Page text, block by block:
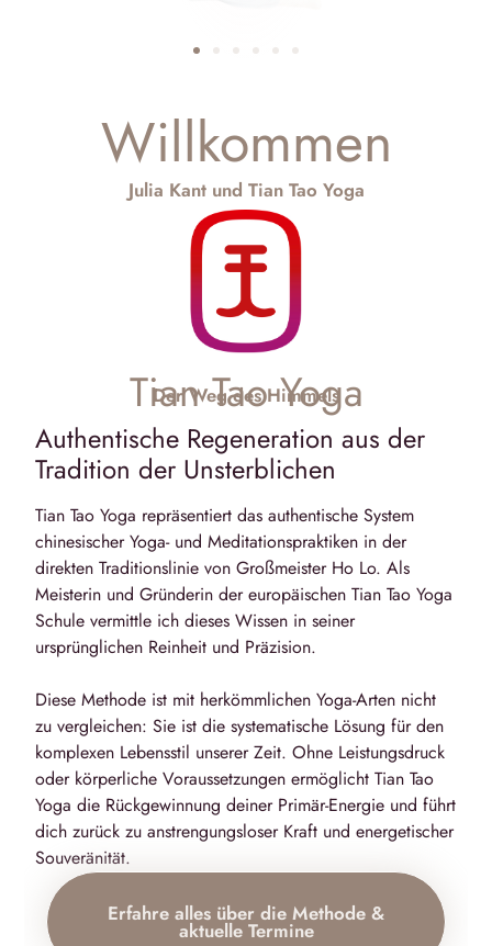
Willkommen
Julia Kant und Tian Tao Yoga
Tian Tao Yoga
Der Weg des Himmels
Authentische Regeneration aus der
Tradition der Unsterblichen
Tian Tao Yoga repräsentiert das authentische System
chinesischer Yoga- und Meditationspraktiken in der
direkten Traditionslinie von Großmeister Ho Lo. Als
Meisterin und Gründerin der europäischen Tian Tao Yoga
Schule vermittle ich dieses Wissen in seiner
ursprünglichen Reinheit und Präzision.
Diese Methode ist mit herkömmlichen Yoga-Arten nicht
zu vergleichen: Sie ist die systematische Lösung für den
komplexen Lebensstil unserer Zeit. Ohne Leistungsdruck
oder körperliche Voraussetzungen ermöglicht Tian Tao
Yoga die Rückgewinnung deiner Primär-Energie und führt
dich zurück zu anstrengungsloser Kraft und energetischer
Souveränität.
Erfahre alles über die Methode &
aktuelle Termine